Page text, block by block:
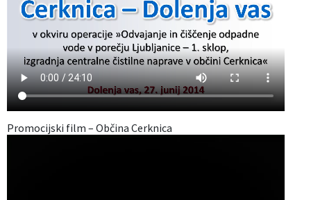
Promocijski film – Občina Cerknica